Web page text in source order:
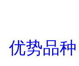
优势品种